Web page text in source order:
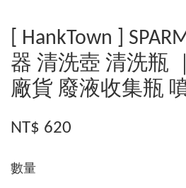
[ HankTown ]
器 清洗壺 清洗瓶
廠貨 廢液收集瓶
NT$ 620
數量